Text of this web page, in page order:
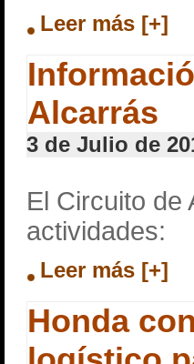
Leer más [+]
Alcarrás
3 de Julio de
El Circuito de
actividades:
Leer más [+]
Honda